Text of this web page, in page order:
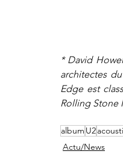
* David
architectes
Edge est
Rolling Stone
album U2
Actu/News